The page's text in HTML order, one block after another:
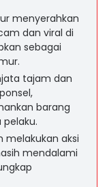
menyerahkan
dan viral di
sebagai
tajam dan
barang
melakukan aksi
mendalami